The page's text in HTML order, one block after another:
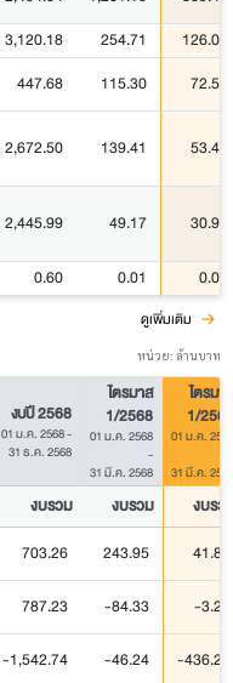
3,120.18 254.71 126.00
447.68 115.30 72.53
2,672.50 139.41 53.47
2,445.99 49.17 30.91
0.60 0.01 0.01
ดูเพิ่มเติม
หน่วย: ล้านบาท
งบปี 2568
01 ม.ค. 2568-
31 ธ.ค. 2568
ไตรมาส
1/2568
01 ม.ค. 2568
-
31 มี.ค. 2568
ไตรมาส
1/2569
01 ม.ค. 2569
31 มี.ค. 2569
งบรวม งบรวม งบรว
703.26 243.95 41.88
787.23 -84.33 -3.27
-1,542.74 -46.24 -436.23